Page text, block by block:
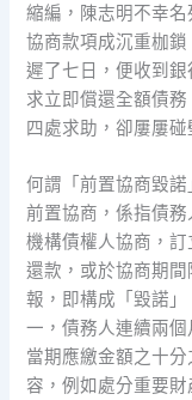
縮編，陳志明不幸
協商款項成沉重枷
遲了七日，便收到
求立即償還全額債
四處求助，卻屢屢碰
何謂「前置協商毀諾
前置協商，係指債
機構債權人協商，
還款，或於協商期
報，即構成「毀諾
一，債務人連續兩
當期應繳金額之十
容，例如處分重要財